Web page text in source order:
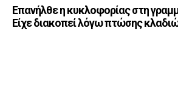
Επανήλθε η κυκλοφορίας στη
Είχε διακοπεί λόγω πτώσης